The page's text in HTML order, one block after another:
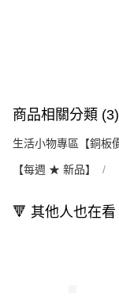
商品相關分類 (3)
生活小物專區【銅板
【每週 ★ 新品】
🔻 其他人也在看